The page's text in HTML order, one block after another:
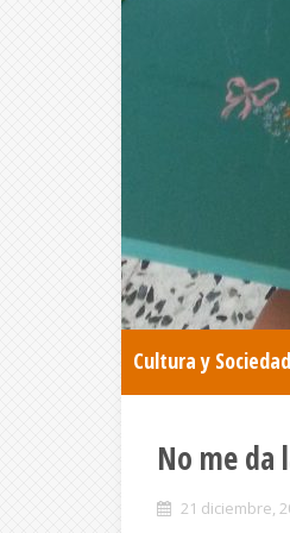
Cultura y Sociedad
No me da
21 diciembre,